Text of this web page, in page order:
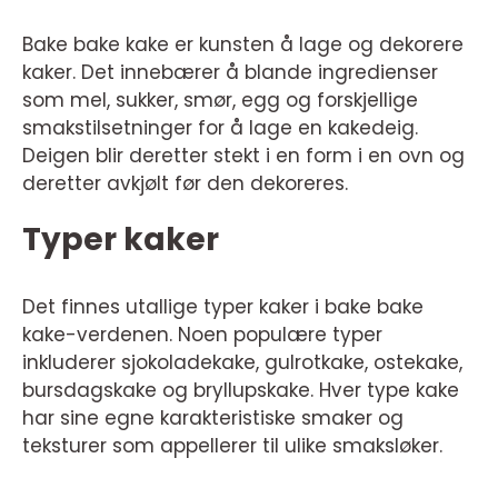
Bake bake kake er kunsten å lage og dekorere
kaker. Det innebærer å blande ingredienser
som mel, sukker, smør, egg og forskjellige
smakstilsetninger for å lage en kakedeig.
Deigen blir deretter stekt i en form i en ovn og
deretter avkjølt før den dekoreres.
Typer kaker
Det finnes utallige typer kaker i bake bake
kake-verdenen. Noen populære typer
inkluderer sjokoladekake, gulrotkake, ostekake,
bursdagskake og bryllupskake. Hver type kake
har sine egne karakteristiske smaker og
teksturer som appellerer til ulike smaksløker.